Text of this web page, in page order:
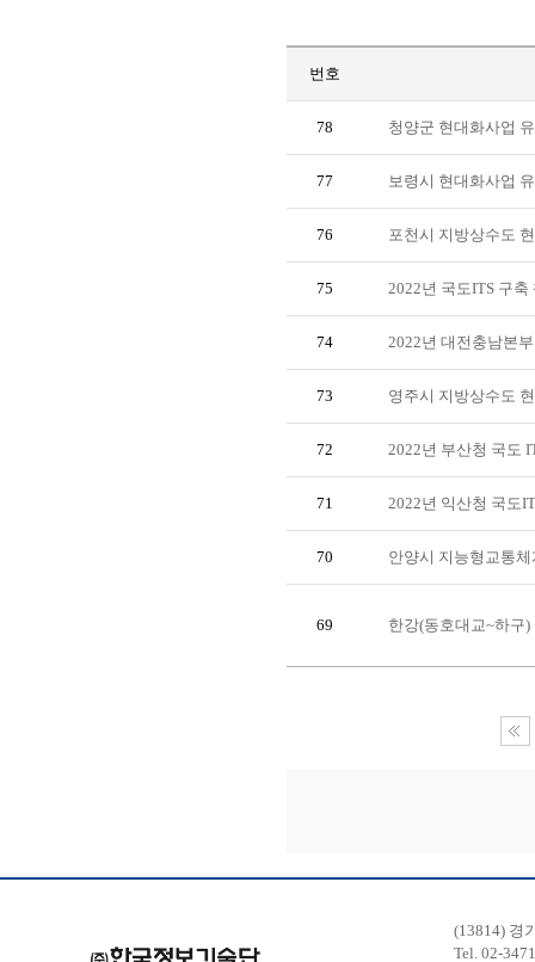
번호
78 청양군 현대화사업
77 보령시 현대화사업
76 포천시 지방상수도
75 2022년 국도ITS 구축
74 2022년 대전충남본
73 영주시 지방상수도
72 2022년 부산청 국도
71 2022년 익산청 국도
70 안양시 지능형교통
69 한강(동호대교~하구
(13814) 경
Tel. 02-